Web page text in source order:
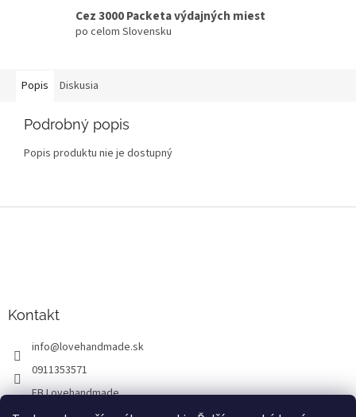
Cez 3000 Packeta výdajných miest
po celom Slovensku
Popis Diskusia
Podrobný popis
Popis produktu nie je dostupný
Kontakt
info@lovehandmade.sk
0911353571
FB Lovehandmade